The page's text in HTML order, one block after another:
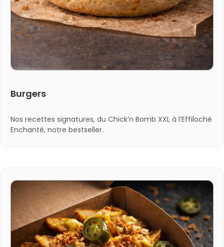
Burgers
Nos recettes signatures, du Chick’n Bomb XXL à l’Effiloché
Enchanté, notre bestseller.